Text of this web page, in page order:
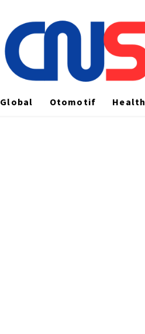
Global Otomotif Health